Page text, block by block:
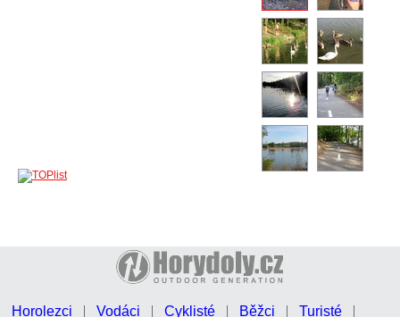
Horolezci Vodáci Cyklisté Běžci Turisté